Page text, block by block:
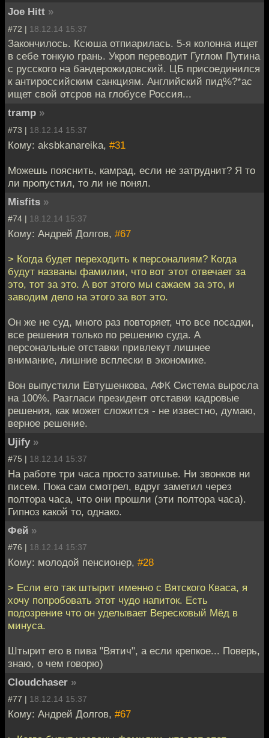
Joe Hitt »
#72 | 18.12.14 15:37
Закончилось. Ксюша отпиарилась. 5-я колонна ищет
в себе тонкую грань. Укроп переводит Гуглом Путина
с русского на бандерожидовский. ЦБ присоединился
к антироссийским санкциям. Английский пид%?*ас
ищет свой отсров на глобусе Россия...
tramp »
#73 | 18.12.14 15:37
Кому: aksbkanareika, #31
Можешь пояснить, камрад, если не затруднит? Я то
ли пропустил, то ли не понял.
Misfits »
#74 | 18.12.14 15:37
Кому: Андрей Долгов, #67
> Когда будет переходить к персоналиям? Когда
будут названы фамилии, что вот этот отвечает за
это, тот за это. А вот этого мы сажаем за это, и
заводим дело на этого за вот это.
Он же не суд, много раз повторяет, что все посадки,
все решения только по решению суда. А
персональные отставки привлекут лишнее
внимание, лишние всплески в экономике.
Вон выпустили Евтушенкова, АФК Система выросла
на 100%. Разгласи президент отставки кадровые
решения, как может сложится - не известно, думаю,
верное решение.
Ujify »
#75 | 18.12.14 15:37
На работе три часа просто затишье. Ни звонков ни
писем. Пока сам смотрел, вдруг заметил через
полтора часа, что они прошли (эти полтора часа).
Гипноз какой то, однако.
Фей »
#76 | 18.12.14 15:37
Кому: молодой пенсионер, #28
> Если его так штырит именно с Вятского Кваса, я
хочу попробовать этот чудо напиток. Есть
подозрение что он уделывает Вересковый Мёд в
минуса.
Штырит его в пива "Вятич", а если крепкое... Поверь,
знаю, о чем говорю)
Cloudchaser »
#77 | 18.12.14 15:37
Кому: Андрей Долгов, #67